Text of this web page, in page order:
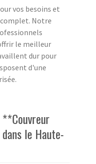
vos besoins et
Notre
le meilleur
dur pour
d'une
le Haute-